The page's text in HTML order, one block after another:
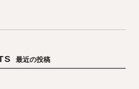
最近の投稿